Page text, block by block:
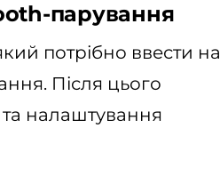
парування
потрібно ввести на
Після цього
налаштування